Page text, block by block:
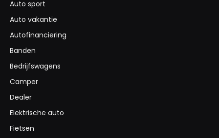
Auto sport
Auto vakantie
Autofinanciering
Banden
Bedrijfswagens
Camper
Dealer
Elektrische auto
Fietsen